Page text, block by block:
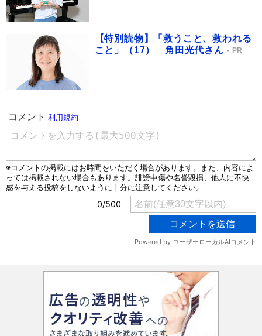
【特別読物】「救うこと、救われる
こと」（17） 角田光代さん
PR